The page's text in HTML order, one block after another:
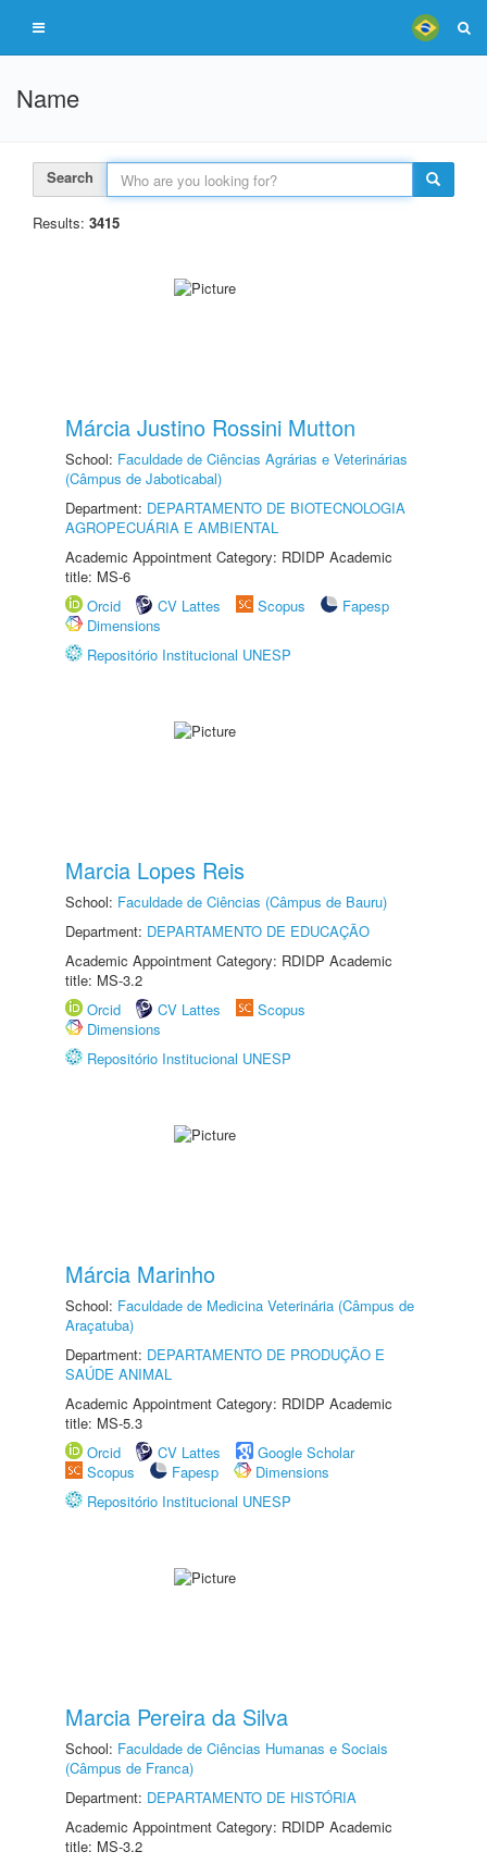
Name
Search
Results: 3415
Márcia Justino Rossini Mutton
School: Faculdade de Ciências Agrárias e Veterinárias
(Câmpus de Jaboticabal)
Department: DEPARTAMENTO DE BIOTECNOLOGIA
AGROPECUÁRIA E AMBIENTAL
Academic Appointment Category: RDIDP Academic
title: MS-6
Orcid
CV Lattes Scopus
Fapesp
Dimensions
Repositório Institucional UNESP
Marcia Lopes Reis
School: Faculdade de Ciências (Câmpus de Bauru)
Department: DEPARTAMENTO DE EDUCAÇÃO
Academic Appointment Category: RDIDP Academic
title: MS-3.2
Orcid
CV Lattes
Scopus
Dimensions
Repositório Institucional UNESP
Márcia Marinho
School: Faculdade de Medicina Veterinária (Câmpus de
Araçatuba)
Department: DEPARTAMENTO DE PRODUÇÃO E
SAÚDE ANIMAL
Academic Appointment Category: RDIDP Academic
title: MS-5.3
Orcid
CV Lattes
Google Scholar
Scopus
Fapesp
Dimensions
Repositório Institucional UNESP
Marcia Pereira da Silva
School: Faculdade de Ciências Humanas e Sociais
(Câmpus de Franca)
Department: DEPARTAMENTO DE HISTÓRIA
Academic Appointment Category: RDIDP Academic
title: MS-3.2